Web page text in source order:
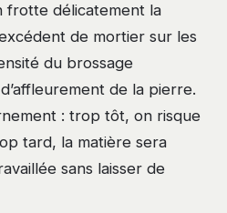
frotte délicatement la
de mortier sur les
du brossage
de la pierre.
: trop tôt, on risque
tard, la matière sera
sans laisser de